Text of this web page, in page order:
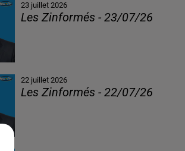
23 juillet 2026
Les Zinformés - 23/07/26
22 juillet 2026
Les Zinformés - 22/07/26